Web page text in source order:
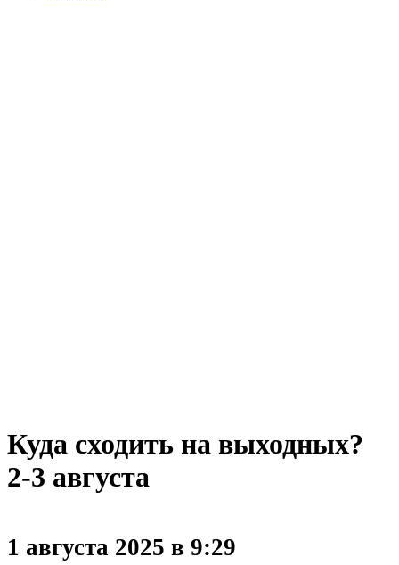
Куда сходить на выходных?
2-3 августа
1 августа 2025 в 9:29